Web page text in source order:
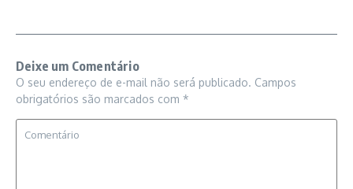
Deixe um Comentário
O seu endereço de e-mail não será publicado. Campos
obrigatórios são marcados com *